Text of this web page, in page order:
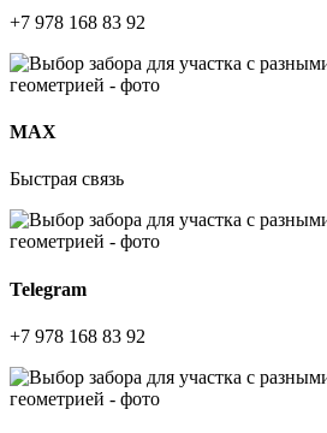
+7 978 168 83 92
МАХ
Быстрая связь
Telegram
+7 978 168 83 92